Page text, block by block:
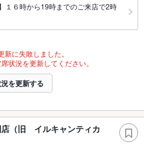
１６時から19時までのご来店で2時
新に失敗しました。
状況を更新してください。
を更新する
（旧 イルキャンティカ